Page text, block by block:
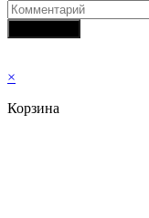
×
Корзина